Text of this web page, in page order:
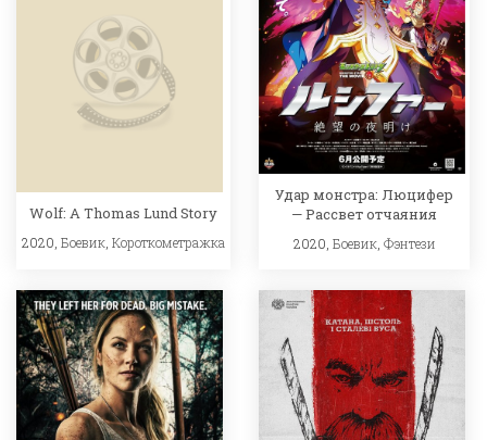
Wolf: A Thomas Lund Story
2020, Боевик, Короткометражка
Удар монстра: Люцифер
— Рассвет отчаяния
2020, Боевик, Фэнтези